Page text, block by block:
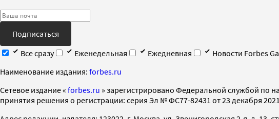
Подписаться
Все сразу
Еженедельная Ежедневная
Новости Forbes
Наименование издания: forbes.ru
Cетевое издание « forbes.ru » зарегистрировано Федеральной службой по
принятия решения о регистрации: серия Эл № ФС77-82431 от 23 декабря 2021